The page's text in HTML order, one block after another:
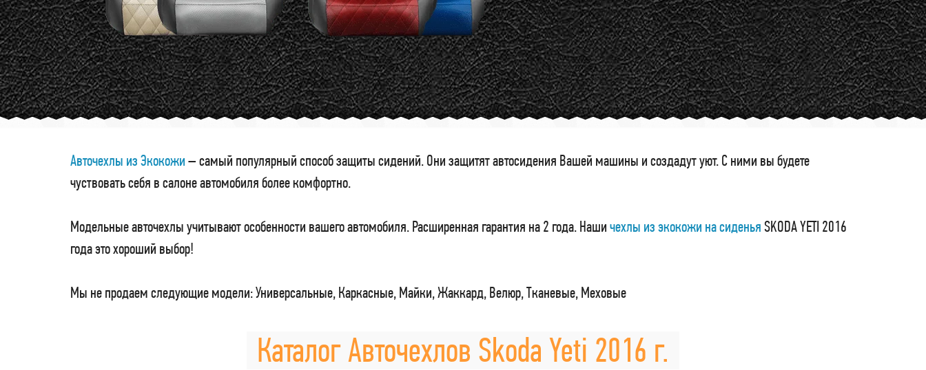
Авточехлы из Экокожи– самый популярный способ защиты сидений. Они защитят автосидения Вашей машины и создадут уют. С ними вы будете
чуствовать себя в салоне автомобиля более комфортно.
Модельные авточехлы учитывают особенности вашего автомобиля. Расширенная гарантия на 2 года. Нашичехлы из экокожи на сиденьяSKODA YETI 2016
года это хороший выбор!
Мы не продаем следующие модели: Универсальные, Каркасные, Майки, Жаккард, Велюр, Тканевые, Меховые
Каталог Авточехлов Skoda Yeti 2016 г.